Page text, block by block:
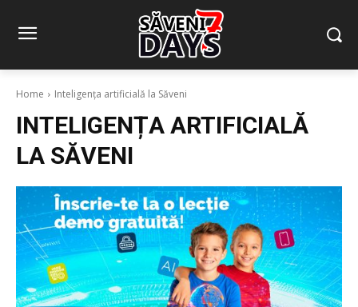
Home Inteligența artificială la Săveni
INTELIGENȚA ARTIFICIALĂ
LA SĂVENI